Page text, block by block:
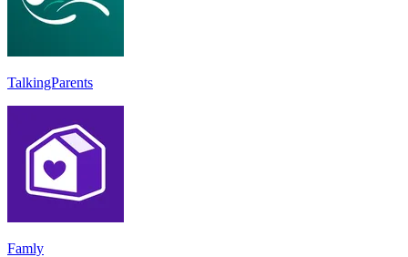
TalkingParents
Famly